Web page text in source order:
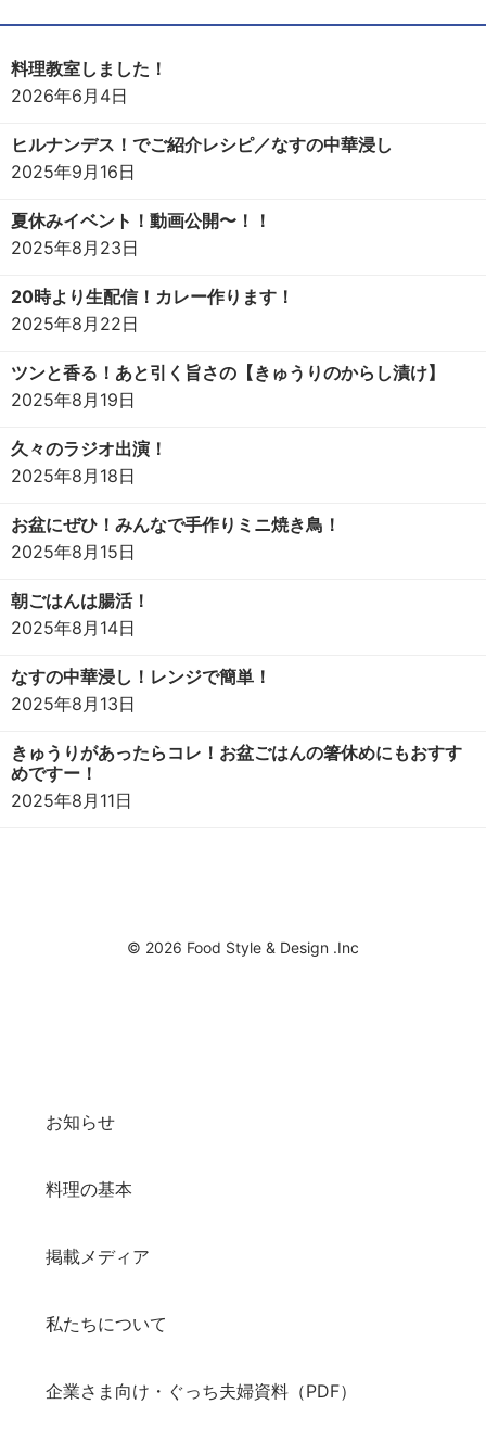
料理教室しました！
2026年6月4日
ヒルナンデス！でご紹介レシピ／なすの中華浸し
2025年9月16日
夏休みイベント！動画公開〜！！
2025年8月23日
20時より生配信！カレー作ります！
2025年8月22日
ツンと香る！あと引く旨さの【きゅうりのからし漬け】
2025年8月19日
久々のラジオ出演！
2025年8月18日
お盆にぜひ！みんなで手作りミニ焼き鳥！
2025年8月15日
朝ごはんは腸活！
2025年8月14日
なすの中華浸し！レンジで簡単！
2025年8月13日
きゅうりがあったらコレ！お盆ごはんの箸休めにもおすす
めですー！
2025年8月11日
© 2026 Food Style & Design .Inc
お知らせ
料理の基本
掲載メディア
私たちについて
企業さま向け・ぐっち夫婦資料（PDF）